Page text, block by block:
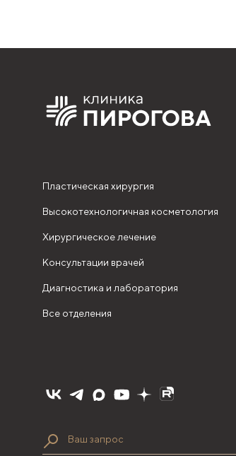
Пластическая хирургия
Высокотехнологичная косметология
Хирургическое лечение
Консультации врачей
Диагностика и лаборатория
Все отделения